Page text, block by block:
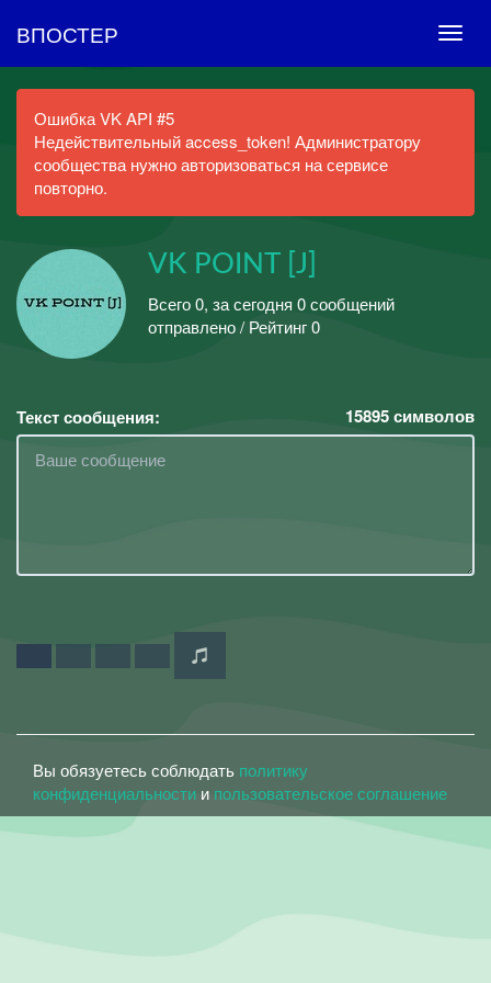
ВПОСТЕР
Ошибка VK API #5
Недействительный access_token! Администратору
сообщества нужно авторизоваться на сервисе
повторно.
VK POINT [J]
Всего 0, за сегодня 0 сообщений
отправлено / Рейтинг 0
Текст сообщения: 15895символов
Вы обязуетесь соблюдать политику
конфиденциальности и пользовательское соглашение